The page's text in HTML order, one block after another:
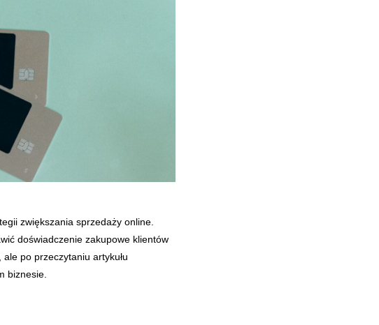
zwiększania sprzedaży online.
doświadczenie zakupowe klientów
po przeczytaniu artykułu
biznesie.